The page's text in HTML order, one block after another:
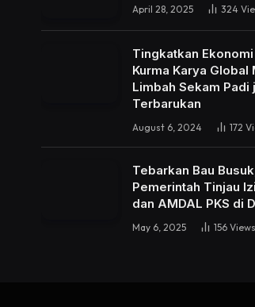
April 28, 2025 324
Tingkatkan
Kurma Karya Global
Limbah Sekam Padi
Terbarukan
August 6, 2024 172
Tebarkan Bau
Pemerintah Tinjau
dan AMDAL PKS di
May 6, 2025 156 Views